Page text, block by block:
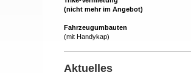
(nicht mehr im Angebot)
Fahrzeugumbauten
(mit Handykap)
Aktuelles